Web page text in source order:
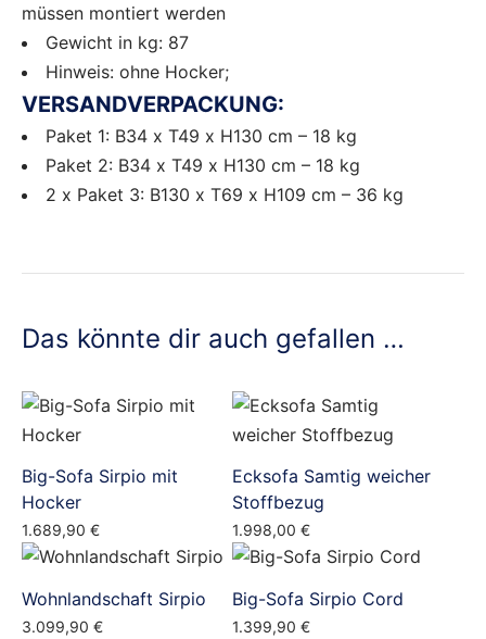
müssen montiert werden
Gewicht in kg: 87
Hinweis: ohne Hocker;
VERSANDVERPACKUNG:
Paket 1: B34 x T49 x H130 cm – 18 kg
Paket 2: B34 x T49 x H130 cm – 18 kg
2 x Paket 3: B130 x T69 x H109 cm – 36 kg
Das könnte dir auch gefallen …
Big-Sofa Sirpio mit
Hocker
1.689,90 €
Ecksofa Samtig weicher
Stoffbezug
1.998,00 €
Wohnlandschaft Sirpio
3.099,90 €
Big-Sofa Sirpio Cord
1.399,90 €